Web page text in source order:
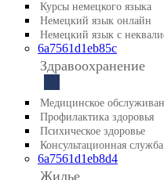
Курсы немецкого языка
Немецкий язык онлайн
Немецкий язык с
6a7561d1eb85c
Здравоохранение
Медицинское
Профилактика здоровья
Психическое здоровье
Консультационная
6a7561d1eb8d4
Жилье